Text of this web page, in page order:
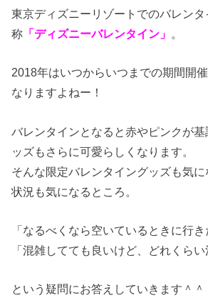
東京ディズニーリゾートでのバレン
称 「ディズニーバレンタイン」 。
2018年はいつからいつまでの期間開
なりますよねー！
バレンタインとなると赤やピンクが
ッズもさらに可愛らしくなります。
そんな限定バレンタイングッズも気
状況も気になるところ。
「なるべくなら空いているときに行き
「混雑してても良いけど、どれくらい
という疑問にお答えしていきます＾＾